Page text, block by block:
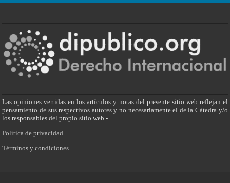
Las opiniones vertidas en los artículos y notas del presente sitio web reflejan el
pensamiento de sus respectivos autores y no necesariamente el de la Cátedra y/o
los responsables del propio sitio web.-
Política de privacidad
Términos y condiciones